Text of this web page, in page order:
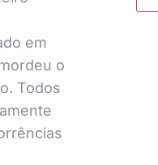
em
o
Todos